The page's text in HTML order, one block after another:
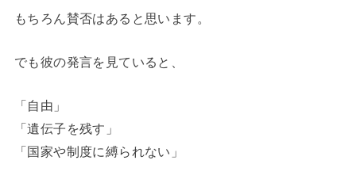
もちろん賛否はあると思います。
でも彼の発言を見ていると、
「自由」
「遺伝子を残す」
「国家や制度に縛られない」